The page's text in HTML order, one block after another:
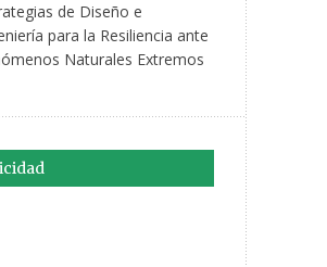
de Diseño e
para la Resiliencia ante
Naturales Extremos